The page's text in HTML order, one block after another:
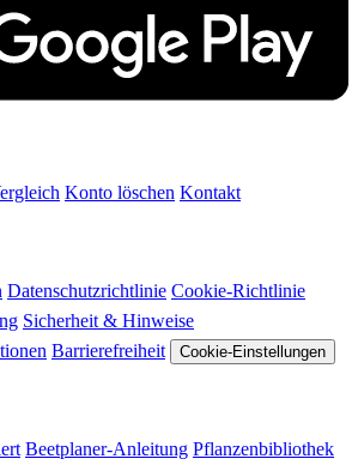
Konto löschen Kontakt
Datenschutzrichtlinie Cookie-Richtlinie
Sicherheit & Hinweise
Barrierefreiheit Cookie-Einstellungen
Beetplaner-Anleitung Pflanzenbibliothek